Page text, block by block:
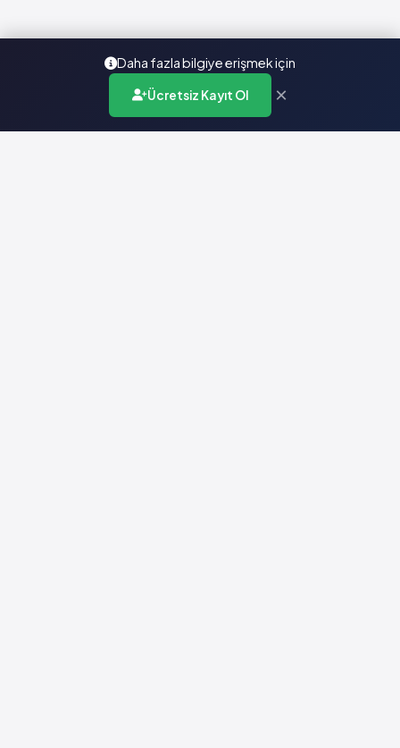
Daha fazla bilgiye erişmek için
Ücretsiz Kayıt Ol ×